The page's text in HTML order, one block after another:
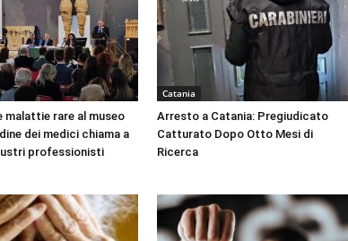
malattie rare al museo
dei medici chiama a
professionisti
Catania
Arresto a Catania: Pregiudicato
Catturato Dopo Otto Mesi di
Ricerca